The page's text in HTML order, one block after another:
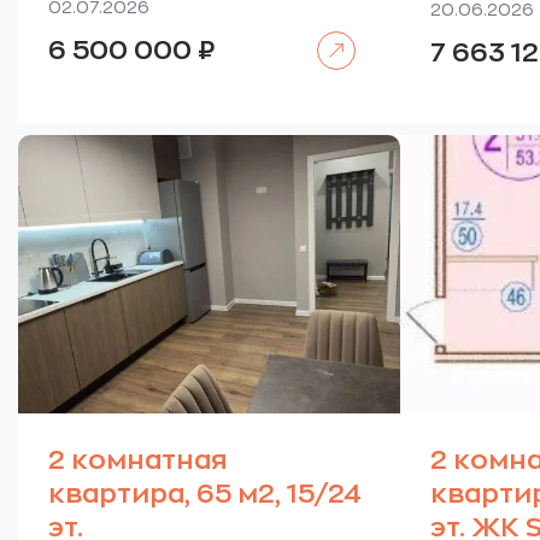
02.07.2026
6 500 000 ₽
20.06.2026
7 663
2 комнатная
квартира, 65 м2, 15/24
эт.
2
эт. ЖК